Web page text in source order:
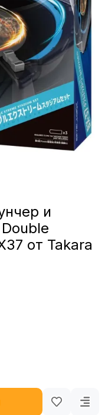
и
от Takara